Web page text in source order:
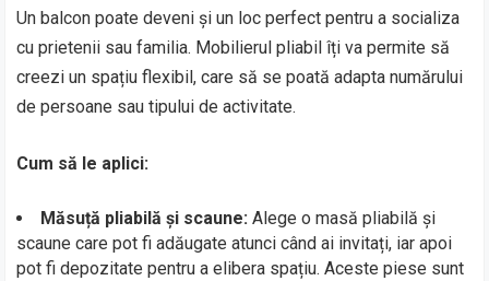
Un balcon poate deveni și un loc perfect pentru a socializa
cu prietenii sau familia. Mobilierul pliabil îți va permite să
creezi un spațiu flexibil, care să se poată adapta numărului
de persoane sau tipului de activitate.
Cum să le aplici:
Măsuță pliabilă și scaune: Alege o masă pliabilă și
scaune care pot fi adăugate atunci când ai invitați, iar apoi
pot fi depozitate pentru a elibera spațiu. Aceste piese sunt